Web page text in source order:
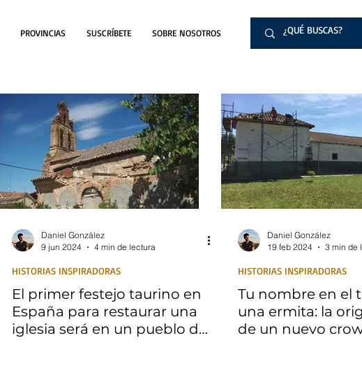
PROVINCIAS SUSCRÍBETE SOBRE NOSOTROS
Daniel González
9 jun 2024
4 min de lectura
HISTORIAS INSPIRADORAS
El primer festejo taurino en
España para restaurar una
iglesia será en un pueblo de
Daniel González
19 feb 2024
3 min de
HISTORIAS INSPIRADORAS
Tu nombre en el
una ermita: la
de un nuevo